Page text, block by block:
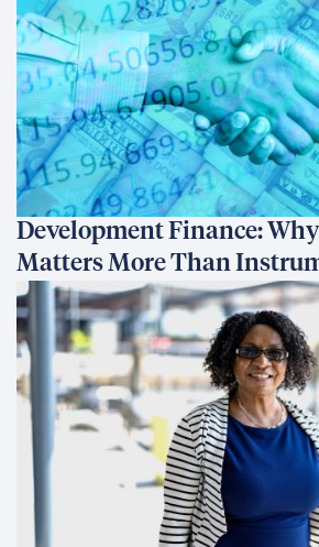
Development Finance:
Matters More Than